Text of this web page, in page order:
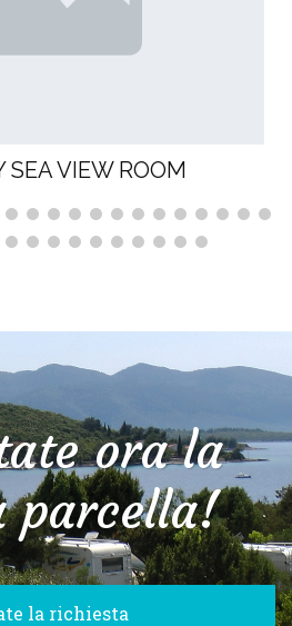
SEA VIEW ROOM
ora la
parcella!
la richiesta